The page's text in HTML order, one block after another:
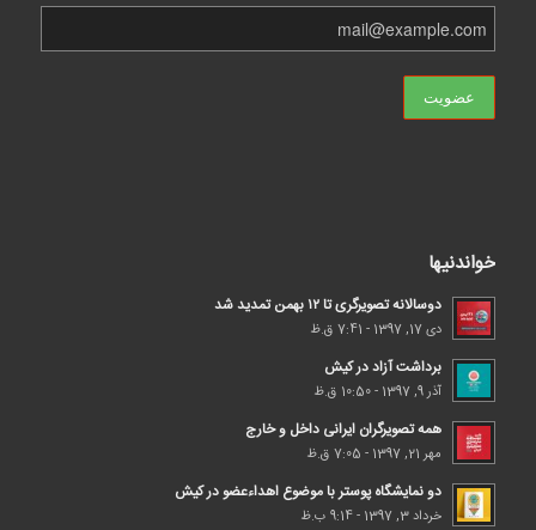
خواندنیها
دوسالانه تصویرگری تا ۱۲ بهمن تمدید شد
دی 17, 1397 - 7:41 ق.ظ
برداشت آزاد در کیش
آذر 9, 1397 - 10:50 ق.ظ
همه تصویرگران ایرانی داخل و خارج
مهر 21, 1397 - 7:05 ق.ظ
دو نمایشگاه پوستر با موضوع اهداء‌عضو در کیش
خرداد 3, 1397 - 9:14 ب.ظ